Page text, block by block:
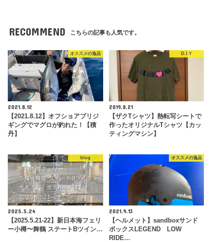
RECOMMEND こちらの記事も人気です。
オススメの逸品
2021.8.12
【2021.8.12】オフショアブリジ
ギングでマグロが釣れた！【積
丹】
D.I.Y
2019.8.21
【ザクTシャツ】熱転写シートで
作ったオリジナルTシャツ【カッ
ティングマシン】
blog
2025.5.24
【2025.5.21-22】新日本海フェリ
ー小樽〜舞鶴 ステートBツイン…
オススメの逸品
2021.9.13
【ヘルメット】sandboxサンド
ボックスLEGEND LOW
RIDE…